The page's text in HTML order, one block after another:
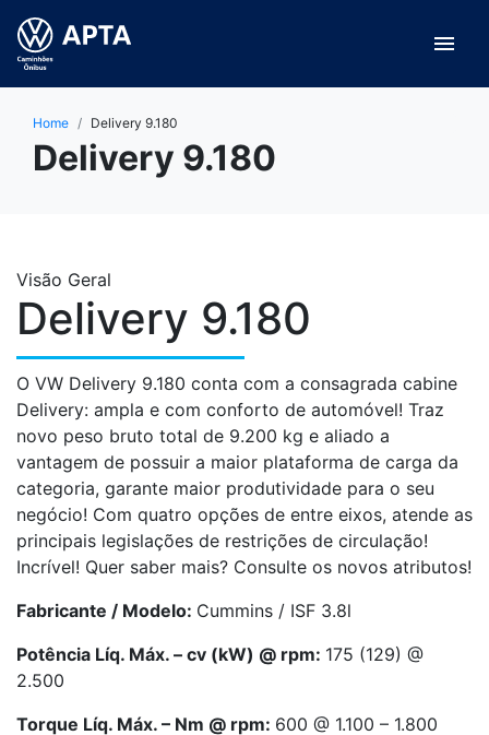
menu
Home Delivery 9.180
Delivery 9.180
Visão Geral
Delivery 9.180
O VW Delivery 9.180 conta com a consagrada cabine
Delivery: ampla e com conforto de automóvel! Traz
novo peso bruto total de 9.200 kg e aliado a
vantagem de possuir a maior plataforma de carga da
categoria, garante maior produtividade para o seu
negócio! Com quatro opções de entre eixos, atende as
principais legislações de restrições de circulação!
Incrível! Quer saber mais? Consulte os novos atributos!
Fabricante / Modelo: Cummins / ISF 3.8l
Potência Líq. Máx. – cv (kW) @ rpm: 175 (129) @
2.500
Torque Líq. Máx. – Nm @ rpm: 600 @ 1.100 – 1.800